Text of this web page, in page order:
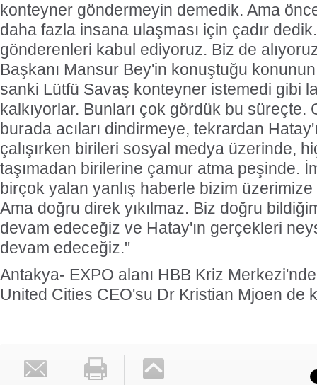
konteyner göndermeyin demedik. Ama
daha fazla insana ulaşması için çadır
gönderenleri kabul ediyoruz. Biz de
Başkanı Mansur Bey'in konuştuğu konunun
sanki Lütfü Savaş konteyner istemedi gibi
kalkıyorlar. Bunları çok gördük bu süreçte.
burada acıları dindirmeye, tekrardan
çalışırken birileri sosyal medya üzerinde,
taşımadan birilerine çamur atma peşinde.
birçok yalan yanlış haberle bizim üzerimize
Ama doğru direk yıkılmaz. Biz doğru
devam edeceğiz ve Hatay'ın gerçekleri
devam edeceğiz."
Antakya- EXPO alanı HBB Kriz
United Cities CEO'su Dr Kristian Mjoen de